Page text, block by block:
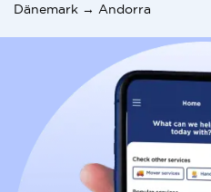
Dänemark → Andorra